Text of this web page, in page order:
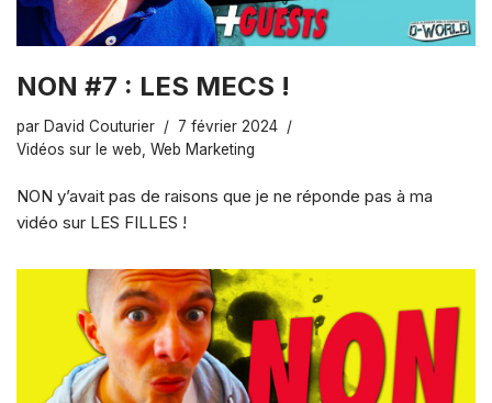
NON #7 : LES MECS !
par David Couturier
7 février 2024
Vidéos sur le web Web Marketing
NON y’avait pas de raisons que je ne réponde pas à ma
vidéo sur LES FILLES !